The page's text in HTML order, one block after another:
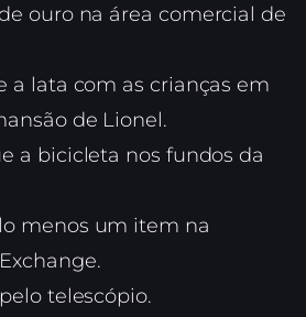
ouro na área comercial de
a lata com as crianças em
de Lionel.
a bicicleta nos fundos da
menos um item na
telescópio.